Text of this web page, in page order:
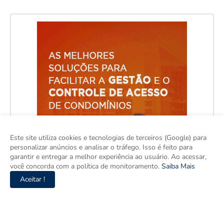
Este site utiliza cookies e tecnologias de terceiros (Google) para
personalizar anúncios e analisar o tráfego. Isso é feito para
garantir e entregar a melhor experiência ao usuário. Ao acessar,
você concorda com a política de monitoramento. Saiba Mais
Aceitar !